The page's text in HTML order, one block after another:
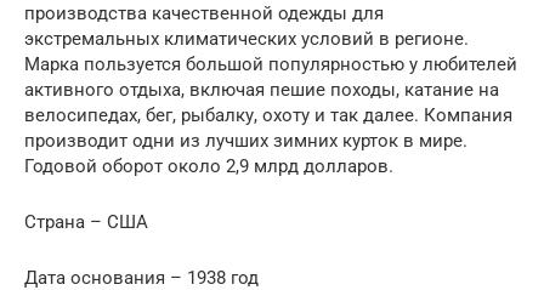
производства качественной одежды для
экстремальных климатических условий в регионе.
Марка пользуется большой популярностью у любителей
активного отдыха, включая пешие походы, катание на
велосипедах, бег, рыбалку, охоту и так далее. Компания
производит одни из лучших зимних курток в мире.
Годовой оборот около 2,9 млрд долларов.
Страна – США
Дата основания – 1938 год